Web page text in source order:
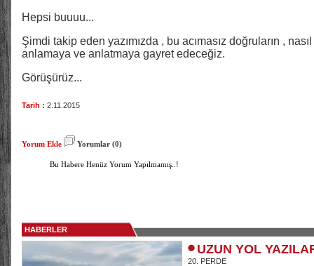
Hepsi buuuu...
Şimdi takip eden yazımızda , bu acımasız doğruların ,
anlamaya ve anlatmaya gayret edeceğiz.
Görüşürüz...
Tarih : 2.11.2015
Yorum Ekle Yorumlar (0)
Bu Habere Henüz Yorum Yapılmamış..!
HABERLER
UZUN YOL
20. PERDE